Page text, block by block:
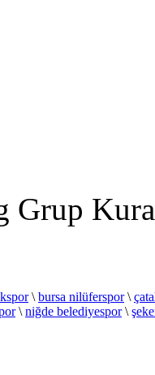
Grup
\ bursa nilüferspor\
\ niğde belediyespor\